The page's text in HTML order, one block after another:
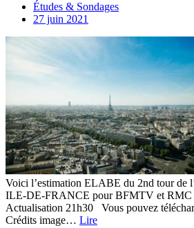
Études & Sondages
27 juin 2021
Voici l’estimation ELABE du 2nd tour de
ILE-DE-FRANCE pour BFMTV et RMC
Actualisation 21h30 Vous pouvez
Crédits image… Lire